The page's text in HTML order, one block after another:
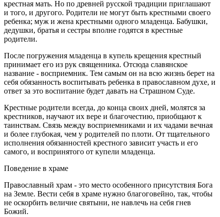
крестная мать. Но по древней русской традиции приглашают
и того, и другого. Родители не могут быть крестными своего
ребенка; муж и жена крестными одного младенца. Бабушки,
дедушки, братья и сестры вполне годятся в крестные
родители.
После погружения младенца в купель крещения крестный
принимает его из рук священника. Отсюда славянское
название - восприемник. Тем самым он на всю жизнь берет на
себя обязанность воспитывать ребенка в православном духе, и
ответ за это воспитание будет давать на Страшном Суде.
Крестные родители всегда, до конца своих дней, молятся за
крестников, научают их вере и благочестию, приобщают к
таинствам. Связь между восприемниками и их чадами вечная
и более глубокая, чем у родителей по плоти. От тщательного
исполнения обязанностей крестного зависит участь и его
самого, и воспринятого от купели младенца.
Поведение в храме
Православный храм - это место особенного присутствия Бога
на Земле. Вести себя в храме нужно благоговейно, так, чтобы
не оскорбить величие святыни, не навлечь на себя гнев
Божий.